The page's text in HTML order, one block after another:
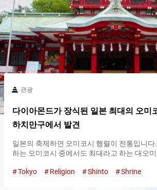
표합니다. 절은 깊은 절을 의미하며, 두 번 박
는 것입니다. 두 번 절하고 두…
관광
다이아몬드가 장식된 일본 최대의 오미
하치만구에서 발견
일본의 축제하면 오미코시 행렬이 전통입니다
하는 오미코시 중에서도 최대라고 하는 대오미
금을 사용한 대오미코시는 보는 이로 하여금
Tokyo Religion Shinto Shrine